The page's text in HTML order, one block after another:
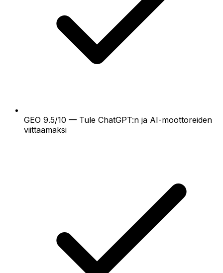
GEO 9.5/10 — Tule ChatGPT:n ja AI-moottoreiden
viittaamaksi